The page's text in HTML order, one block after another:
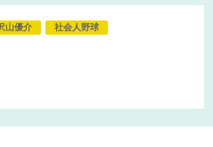
山優介 社会人野球